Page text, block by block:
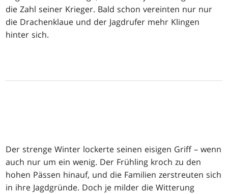
die Zahl seiner Krieger. Bald schon vereinten nur nur
die Drachenklaue und der Jagdrufer mehr Klingen
hinter sich.
Der strenge Winter lockerte seinen eisigen Griff – wenn
auch nur um ein wenig. Der Frühling kroch zu den
hohen Pässen hinauf, und die Familien zerstreuten sich
in ihre Jagdgründe. Doch je milder die Witterung